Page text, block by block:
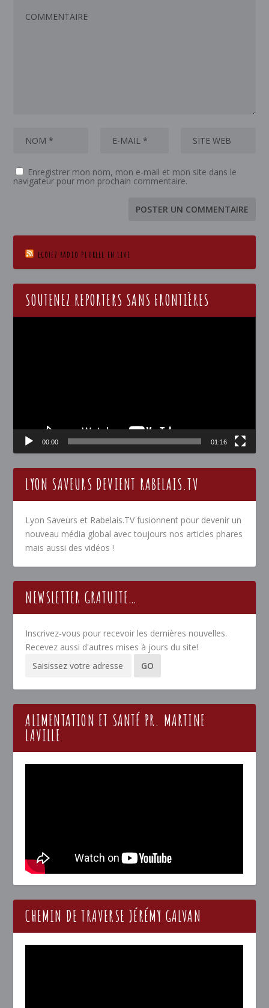
Enregistrer mon nom, mon e-mail et mon site dans le
navigateur pour mon prochain commentaire.
ECOTEZ RADIO PLURIEL EN LIVE
SOUTENEZ REPORTERS SANS FRONTIÈRES
00:00 01:16
LYON SAVEURS DEVIENT RABELAIS.TV
Lyon Saveurs et Rabelais.TV fusionnent pour devenir un
nouveau média global avec toujours nos articles phares
mais aussi des vidéos !
NEWSLETTER GRATUITE…
Inscrivez-vous pour recevoir les dernières nouvelles.
Recevez aussi d'autres mises à jours du site!
ALIMENTATION ET SANTÉ PR. MARTINE
LAVILLE
CHEMIN DE TRAVERSE JÉRÉMY GALVAN